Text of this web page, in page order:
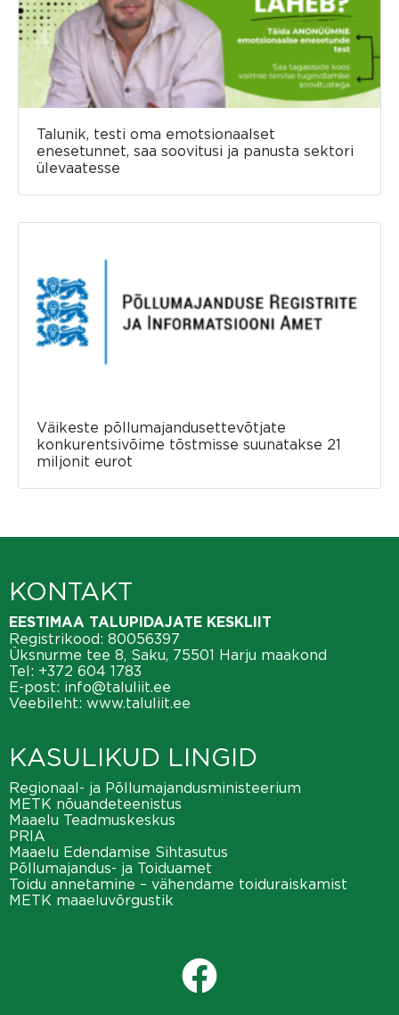
Talunik, testi oma emotsionaalset
enesetunnet, saa soovitusi ja panusta sektori
ülevaatesse
Väikeste põllumajandusettevõtjate
konkurentsivõime tõstmisse suunatakse 21
miljonit eurot
KONTAKT
EESTIMAA TALUPIDAJATE KESKLIIT
Registrikood: 80056397
Üksnurme tee 8, Saku, 75501 Harju maakond
Tel: +372 604 1783
E-post: info@taluliit.ee
Veebileht: www.taluliit.ee
KASULIKUD LINGID
Regionaal- ja Põllumajandusministeerium
METK nõuandeteenistus
Maaelu Teadmuskeskus
PRIA
Maaelu Edendamise Sihtasutus
Põllumajandus- ja Toiduamet
Toidu annetamine – vähendame toiduraiskamist
METK maaeluvõrgustik